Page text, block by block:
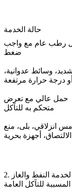
حالة الخدمة
رطب عام مع واجب
ضغط
وسائط عدوانية،
أو درجة حرارة مرتفعة
حمل عالي مع تعرض
متحكم به للتآكل
انزلاقي، بلى، منع
الالتصاق، أجهزة بحرية
2. الفولاذ المقاوم للصدأ هو غالبًا الخيار الأول لخدمة النفط والغاز
المسببة للتآكل العامة